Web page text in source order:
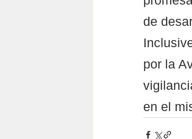
de
por la
en el